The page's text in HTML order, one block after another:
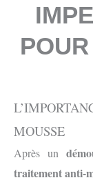
MOUSSE
Après un
traitement anti-